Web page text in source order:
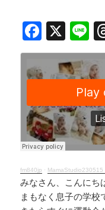
F
a
c
e
b
o
o
k
X
n
e
fm840jp · MamaStudio230515
みなさん、こんにち
まもなく息子の学校